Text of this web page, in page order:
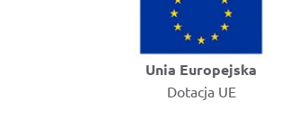
Unia Europejska
Dotacja UE